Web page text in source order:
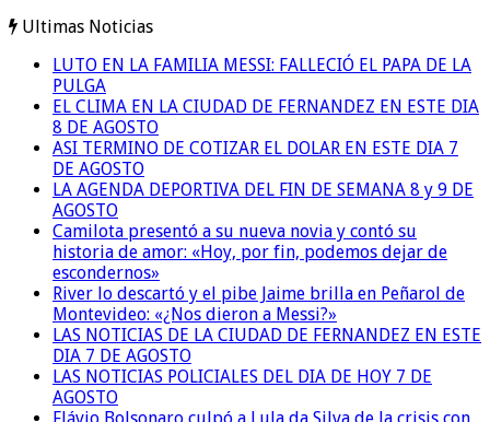
Ultimas Noticias
LUTO EN LA FAMILIA MESSI: FALLECIÓ EL PAPA DE LA
PULGA
EL CLIMA EN LA CIUDAD DE FERNANDEZ EN ESTE DIA
8 DE AGOSTO
ASI TERMINO DE COTIZAR EL DOLAR EN ESTE DIA 7
DE AGOSTO
LA AGENDA DEPORTIVA DEL FIN DE SEMANA 8 y 9 DE
AGOSTO
Camilota presentó a su nueva novia y contó su
historia de amor: «Hoy, por fin, podemos dejar de
escondernos»
River lo descartó y el pibe Jaime brilla en Peñarol de
Montevideo: «¿Nos dieron a Messi?»
LAS NOTICIAS DE LA CIUDAD DE FERNANDEZ EN ESTE
DIA 7 DE AGOSTO
LAS NOTICIAS POLICIALES DEL DIA DE HOY 7 DE
AGOSTO